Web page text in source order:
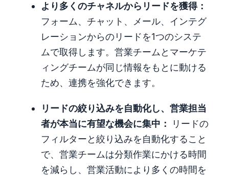
より多くのチャネルからリードを獲得：
フォーム、チャット、メール、インテグ
レーションからのリードを1つのシステ
ムで取得します。営業チームとマーケテ
ィングチームが同じ情報をもとに動ける
ため、連携を強化できます。
リードの絞り込みを自動化し、営業担当
者が本当に有望な機会に集中：
リードの
フィルターと絞り込みを自動化すること
で、営業チームは分類作業にかける時間
を減らし、営業活動により多くの時間を